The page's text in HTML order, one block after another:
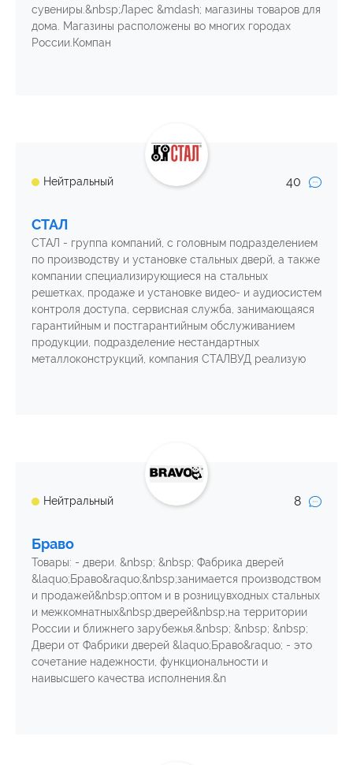
сувениры.&nbsp;Ларес &mdash; магазины товаров для
дома. Магазины расположены во многих городах
России.Компан
Нейтральный 40
СТАЛ
СТАЛ - группа компаний, с головным подразделением
по производству и установке стальных дверй, а также
компании специализирующиеся на стальных
решетках, продаже и установке видео- и аудиосистем
контроля доступа, сервисная служба, занимающаяся
гарантийным и постгарантийным обслуживанием
продукции, подразделение нестандартных
металлоконструкций, компания СТАЛВУД реализую
Нейтральный 8
Браво
Товары: - двери. &nbsp; &nbsp; Фабрика дверей
&laquo;Браво&raquo;&nbsp;занимается производством
и продажей&nbsp;оптом и в розницувходных стальных
и межкомнатных&nbsp;дверей&nbsp;на территории
России и ближнего зарубежья.&nbsp; &nbsp; &nbsp;
Двери от Фабрики дверей &laquo;Браво&raquo; - это
сочетание надежности, функциональности и
наивысшего качества исполнения.&n